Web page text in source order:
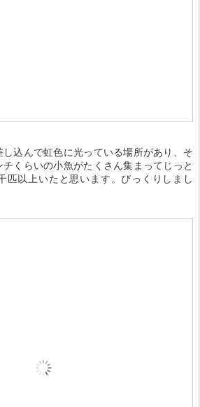
込んで虹色に光っている場所があり、そ
くらいの小魚がたくさん集まってじっと
匹以上いたと思います。びっくりしまし